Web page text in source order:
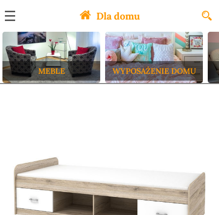
Dla domu
MEBLE WYPOSAŻENIE DOMU